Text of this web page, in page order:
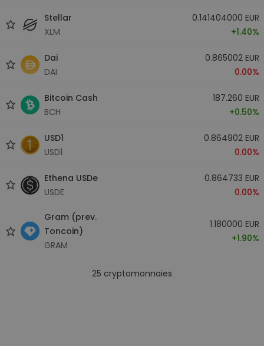
Stellar
XLM
0.141404000 EUR
+1.40%
Dai
DAI
0.865002 EUR
0.00%
Bitcoin Cash
BCH
187.260 EUR
+0.50%
USD1
USD1
0.864902 EUR
0.00%
Ethena USDe
USDE
0.864733 EUR
0.00%
Gram (prev.
Toncoin)
GRAM
1.180000 EUR
+1.90%
25 cryptomonnaies